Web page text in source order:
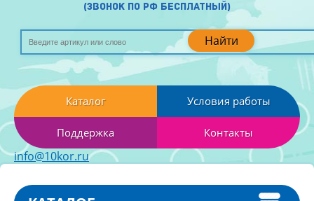
Найти
(звонок по рф бесплатный)
Каталог Условия работы
Поддержка Контакты
info@10kor.ru